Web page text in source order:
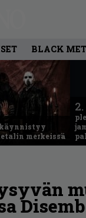
BLACK
käynnistyy
merkeissä
2.